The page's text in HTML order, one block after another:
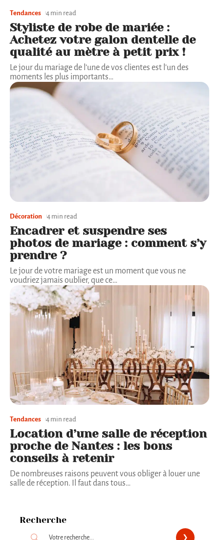
Tendances 4 min read
Styliste de robe de mariée :
Achetez votre galon dentelle de
qualité au mètre à petit prix !
Le jour du mariage de l’une de vos clientes est l'un des
moments les plus importants…
Décoration 4 min read
Encadrer et suspendre ses
photos de mariage : comment s’y
prendre ?
Le jour de votre mariage est un moment que vous ne
voudriez jamais oublier, que ce…
Tendances 4 min read
Location d’une salle de réception
proche de Nantes : les bons
conseils à retenir
De nombreuses raisons peuvent vous obliger à louer une
salle de réception. Il faut dans tous…
Recherche